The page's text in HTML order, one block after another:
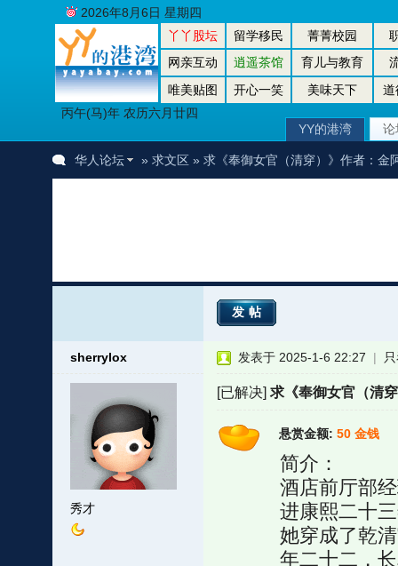
丫丫股坛 留学移民 菁菁校园
网亲互动
逍遥茶馆 育儿与教育
唯美贴图
开心一笑 美味天下
道
丙午(马)年 农历六月廿四
2026年8月6日 星期四
YY的港湾 论
华人论坛 » 求文区» 求《奉御女官（清穿）》作者：金
发帖
sherrylox
秀才
发表于 2025-1-6 22:27 |
[已解决]求《奉御女官（清
悬赏金额: 50 金钱
简介：
酒店前厅部
进康熙二十
她穿成了乾
年二十二，